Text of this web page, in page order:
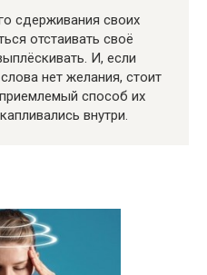
сдерживания своих
отстаивать своё
И, если
нет желания, стоит
способ их
внутри.